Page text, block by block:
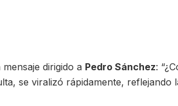
dirigido a Pedro Sánchez:
se viralizó rápidamente, reflejando